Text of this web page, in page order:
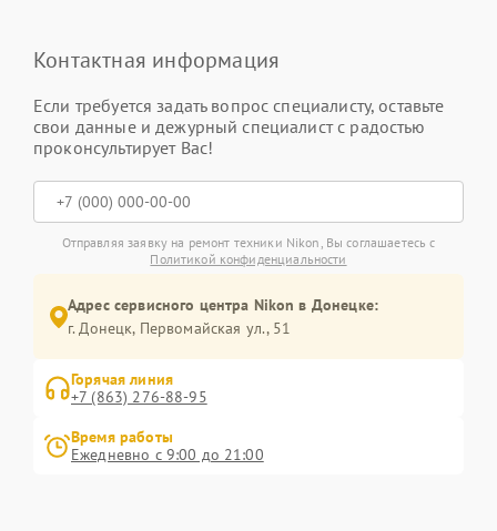
Контактная информация
Если требуется задать вопрос специалисту, оставьте
свои данные и дежурный специалист с радостью
проконсультирует Вас!
Отправляя заявку на ремонт техники Nikon, Вы соглашаетесь с
Политикой конфиденциальности
Адрес сервисного центра Nikon в Донецке:
г. Донецк, Первомайская ул., 51
Горячая линия
+7 (863) 276-88-95
Время работы
Ежедневно с 9:00 до 21:00